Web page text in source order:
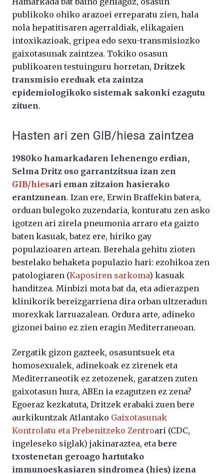
publikoko ohiko arazoei erreparatu zien, hala
nola hepatitisaren agerraldiak, elikagaien
intoxikazioak, gripea edo sexu-transmisiozko
gaixotasunak zaintzea. Tokiko osasun
publikoaren testuinguru horretan, Dritzek
transmisio ereduak eta zaintza
epidemiologikoko sistemak sakonki ezagutu
zituen.
Hasten ari zen GIB/hiesa zaintzea
1980ko hamarkadaren lehenengo erdian,
Selma Dritz oso garrantzitsua izan zen
GIB/hiesari eman zitzaion hasierako
erantzunean. Izan ere, Erwin Braffekin batera,
orduan bulegoko zuzendaria, konturatu zen asko
igotzen ari zirela pneumonia arraro eta gaizto
baten kasuak, batez ere, hiriko gay
populazioaren artean. Berehala gehitu zioten
bestelako behaketa populazio hari: ezohikoa zen
patologiaren (Kaposiren sarkoma) kasuak
handitzea. Minbizi mota bat da, eta adierazpen
klinikorik bereizgarriena dira orban ultzeradun
morexkak larruazalean. Ordura arte, adineko
gizonei baino ez zien eragin Mediterraneoan.
Zergatik gizon gazteek, osasuntsuek eta
homosexualek, adinekoak ez zirenek eta
Mediterraneotik ez zetozenek, garatzen zuten
gaixotasun hura, ABEn ia ezagutzen ez zena?
Egoeraz kezkatuta, Dritzek erabaki zuen bere
aurkikuntzak Atlantako Gaixotasunak
Kontrolatu eta Prebenitzeko Zentroari (CDC,
ingeleseko siglak) jakinaraztea, etabere
txostenetan geroago hartutako
immunoeskasiaren sindromea (hies) izena